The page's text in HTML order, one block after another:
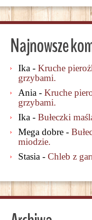
Najnowsze
Ika - Kruche
grzybami.
Ania - Kruche
grzybami.
Ika - Bułeczki
Mega dobre -
miodzie.
Stasia - Chleb z